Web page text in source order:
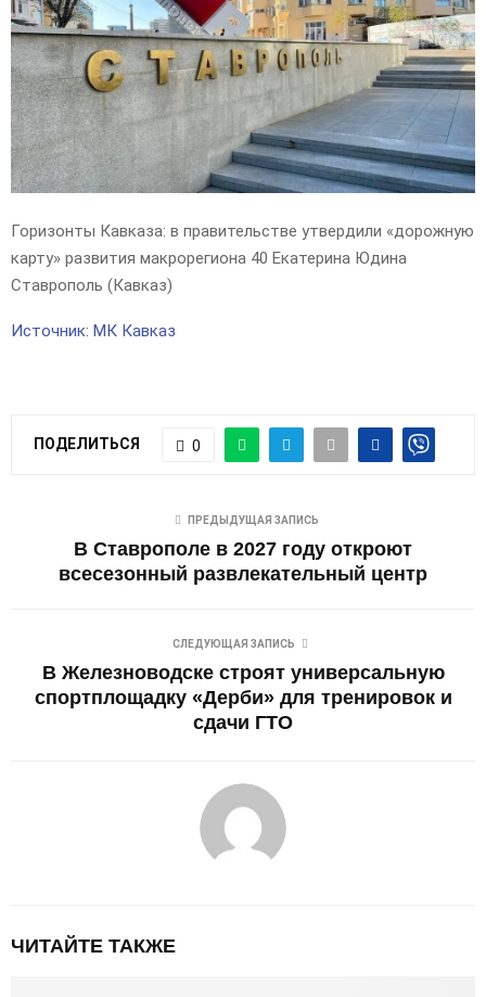
N
U
Горизонты Кавказа: в правительстве утвердили «дорожную
карту» развития макрорегиона 40 Екатерина Юдина
Ставрополь (Кавказ)
Источник: МК Кавказ
ПОДЕЛИТЬСЯ 0
ПРЕДЫДУЩАЯ ЗАПИСЬ
В Ставрополе в 2027 году откроют
всесезонный развлекательный центр
СЛЕДУЮЩАЯ ЗАПИСЬ
В Железноводске строят универсальную
спортплощадку «Дерби» для тренировок и
сдачи ГТО
ЧИТАЙТЕ ТАКЖЕ